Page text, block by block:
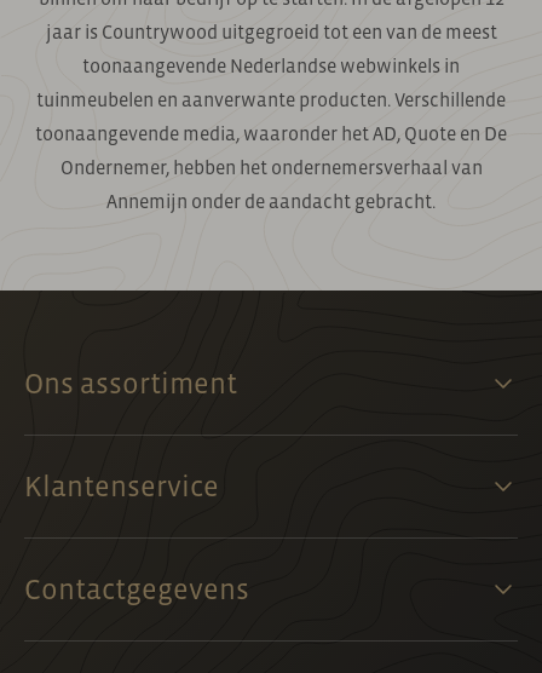
jaar is Countrywood uitgegroeid tot een van de meest
toonaangevende Nederlandse webwinkels in
tuinmeubelen en aanverwante producten. Verschillende
toonaangevende media, waaronder het AD, Quote en De
Ondernemer, hebben het ondernemersverhaal van
Annemijn onder de aandacht gebracht.
Ons assortiment
Klantenservice
Contactgegevens